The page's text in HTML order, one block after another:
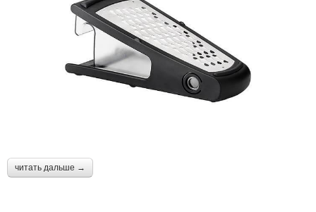
читать дальше →